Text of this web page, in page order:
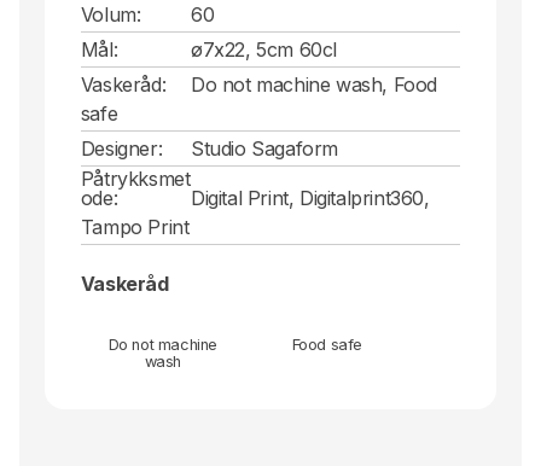
Volum:
60
Mål:
ø7x22, 5cm 60cl
Vaskeråd:
Do not machine wash, Food
safe
Designer:
Studio Sagaform
Påtrykksmet
ode:
Digital Print, Digitalprint360,
Tampo Print
Vaskeråd
Do not machine
wash
Food safe